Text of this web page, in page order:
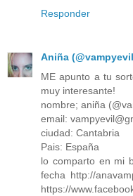
Responder
Aniña
ME apunto a tu
muy interesante!
nombre; aniña
email:
ciudad: Cantabria
Pais: España
lo comparto en mi
fecha http://
https://